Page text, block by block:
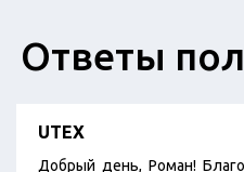
Ответы
UTEX
Добрый день, Роман!